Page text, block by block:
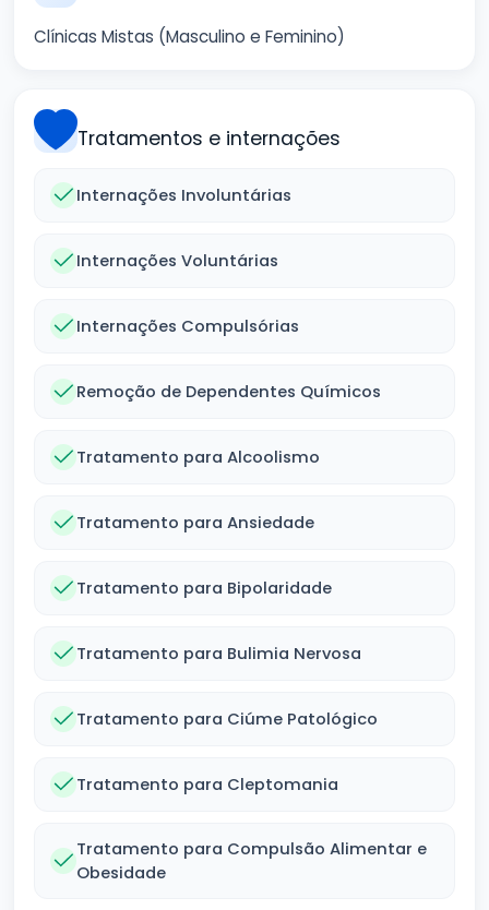
Clínicas Mistas (Masculino e Feminino)
Tratamentos e internações
Internações Involuntárias
Internações Voluntárias
Internações Compulsórias
Remoção de Dependentes Químicos
Tratamento para Alcoolismo
Tratamento para Ansiedade
Tratamento para Bipolaridade
Tratamento para Bulimia Nervosa
Tratamento para Ciúme Patológico
Tratamento para Cleptomania
Tratamento para Compulsão Alimentar e
Obesidade